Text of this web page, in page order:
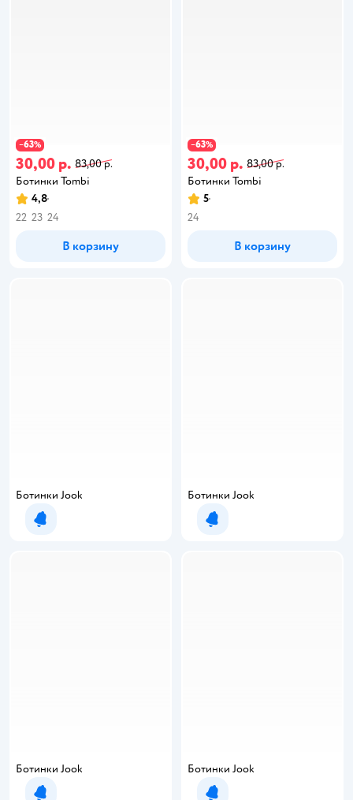
−63%
30,00 р. 83,00 р.
Ботинки Tombi
4,8
22 23 24
В корзину
−63%
30,00 р. 83,00 р.
Ботинки Tombi
5
24
В корзину
Ботинки Jook
Уведомить о появлении
Ботинки Jook
Уведомить о появлении
Ботинки Jook Ботинки Jook